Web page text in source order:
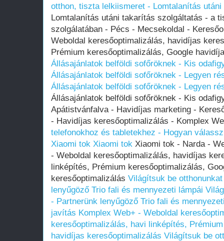
otthon, tiszta lelkiismeret - Lomtalanítás
Lomtalanítás utáni takarítás szolgáltatás - a
szolgálatában - Pécs - Mecsekoldal -
Weboldal keresőoptimalizálás, havidíjas
Prémium keresőoptimalizálás, Google
Állásajánlatok belföldi sofőröknek - Kis
Állásajánlatok belföldi sofőröknek - Legyen
Állásajánlatok belföldi sofőröknek - Legyen
Állásajánlatok belföldi sofőröknek - Kis
Apátistvánfalva - Havidíjas marketing -
- Havidíjas keresőoptimalizálás - Komplex
telefonokhoz és tabletekhez - Hogyan
Xiaomi tok Xiaomi tok Xiaomi tok - Narda -
- Weboldal keresőoptimalizálás, havidíjas
linképítés, Prémium keresőoptimalizálás,
keresőoptimalizálás Világítsuk be
lenyűgöző Trio fali és mennyezeti lámpái
- Partnerünk lenyűgöző Trio fali és
javítás Komplex Web+ - Weboldal
keresőoptimalizálás, havi linképítés,
havidíjas keresőoptimalizálás Világítsuk be